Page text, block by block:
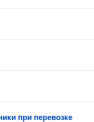
при перевозке